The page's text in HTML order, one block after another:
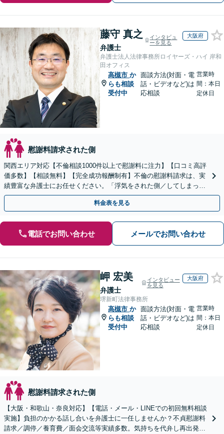
藤守 真之
弁護士
インタビュ
ーを見る
大阪府
弁護士法人法律事務所ロイヤーズ・ハイ 岸和
田オフィス
高槻市 か
らも相談
受付中
面談方法(対面・電
話・ビデオなど)は
応相談
営業時
間：本日
定休日
慰謝料請求された側
関西エリア対応【不倫相談1000件以上で慰謝料に注力】【口コミ高評
価多数】【相談無料】【完全成功報酬制有】不倫の慰謝料請求は、実
績豊富な弁護士にお任せください。「浮気をされた側／してしまった
側両方対応」人情派弁護士！
料金表を見る
電話でお問い合わせ メールでお問い合わせ
岬 宏美
弁護士
インタビュー
を見る
大阪府
堺新町法律事務所
高槻市 か
らも相談
受付中
面談方法(対面・電
話・ビデオなど)は
応相談
営業時
間：本日
定休日
慰謝料請求された側
【大阪・和歌山・奈良対応】【電話・メール・LINEでの初回無料相談
実施】負担のかかる話し合いを弁護士に一任しませんか？不貞慰謝料
請求／調停／養育費／面会交流等実績多数。気持ちを代弁し再出発を